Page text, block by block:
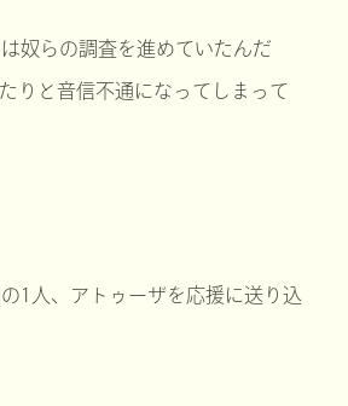
奴らの調査を進めていたんだ
りと音信不通になってしまって
1人、アトゥーザを応援に送り込